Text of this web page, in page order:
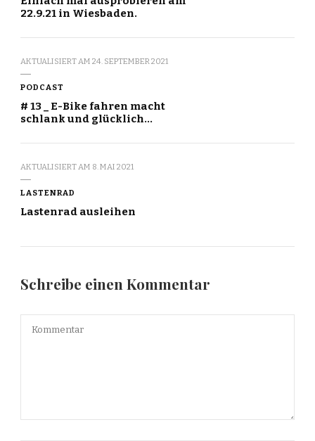
22.9.21 in Wiesbaden.
AKTUALISIERT AM 24. SEPTEMBER 2021
PODCAST
# 13 _ E-Bike fahren macht
schlank und glücklich…
AKTUALISIERT AM 8. MAI 2021
LASTENRAD
Lastenrad ausleihen
Schreibe einen Kommentar